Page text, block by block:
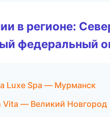
в регионе:
федеральный
Luxe Spa — Мурманск
Vita — Великий Новгород